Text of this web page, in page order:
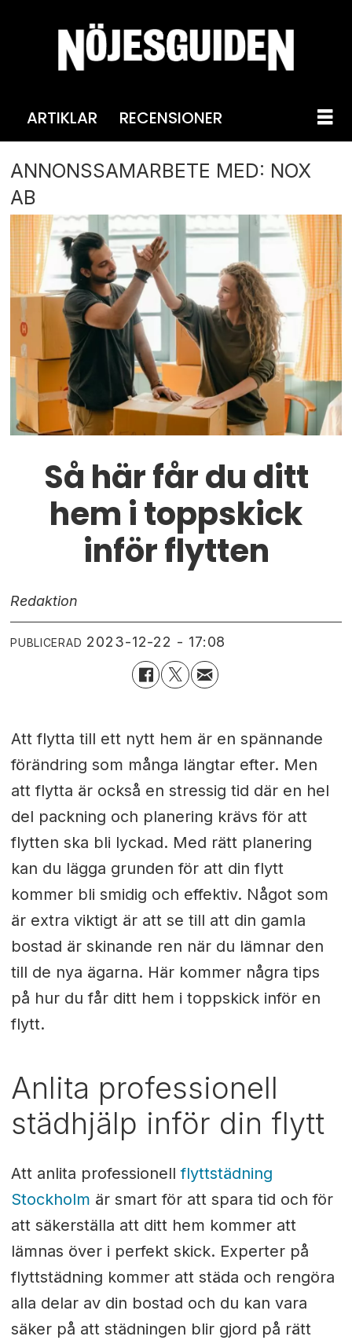
ARTIKLAR RECENSIONER
ANNONSSAMARBETE MED: NOX
AB
Så här får du ditt
hem i toppskick
inför flytten
Redaktion
PUBLICERAD 2023-12-22 - 17:08
Att flytta till ett nytt hem är en spännande
förändring som många längtar efter. Men
att flytta är också en stressig tid där en hel
del packning och planering krävs för att
flytten ska bli lyckad. Med rätt planering
kan du lägga grunden för att din flytt
kommer bli smidig och effektiv. Något som
är extra viktigt är att se till att din gamla
bostad är skinande ren när du lämnar den
till de nya ägarna. Här kommer några tips
på hur du får ditt hem i toppskick inför en
flytt.
Anlita professionell
städhjälp inför din flytt
Att anlita professionellflyttstädning
Stockholm är smart för att spara tid och för
att säkerställa att ditt hem kommer att
lämnas över i perfekt skick. Experter på
flyttstädning kommer att städa och rengöra
alla delar av din bostad och du kan vara
säker på att städningen blir gjord på rätt